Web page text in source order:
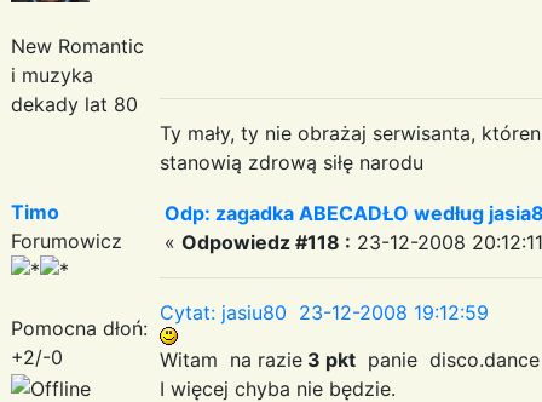
New Romantic
i muzyka
dekady lat 80
Ty mały, ty nie obrażaj serwisanta,
stanowią zdrową siłę narodu
Timo
Forumowicz
Pomocna dłoń:
+2/-0
Odp: zagadka ABECADŁO według
« Odpowiedz #118 : 23-12-2008
Cytat: jasiu80 23-12-2008 19:12:59
Witam na razie 3 pkt panie disco.dance
I więcej chyba nie będzie.